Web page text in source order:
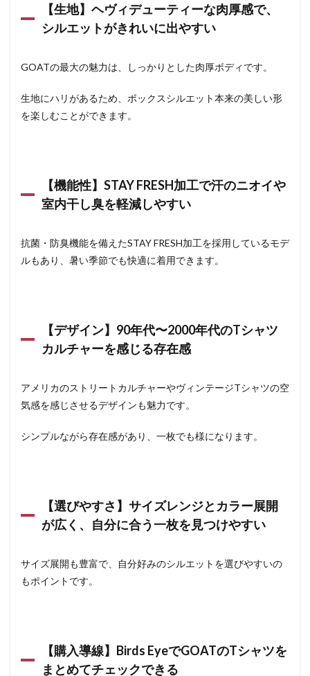
【生地】ヘヴィデューティーな肉厚感で、
シルエットがきれいに出やすい
GOATの最大の魅力は、しっかりとした肉厚ボディです。
生地にハリがあるため、ボックスシルエット本来の美しい形
を楽しむことができます。
【機能性】STAY FRESH加工で汗のニオイや
室内干し臭を軽減しやすい
抗菌・防臭機能を備えたSTAY FRESH加工を採用しているモデ
ルもあり、暑い季節でも快適に着用できます。
【デザイン】90年代〜2000年代のTシャツ
カルチャーを感じる存在感
アメリカのストリートカルチャーやヴィンテージTシャツの空
気感を感じさせるデザインも魅力です。
シンプルながら存在感があり、一枚でも様になります。
【選びやすさ】サイズレンジとカラー展開
が広く、自分に合う一枚を見つけやすい
サイズ展開も豊富で、自分好みのシルエットを選びやすいの
もポイントです。
【購入導線】Birds EyeでGOATのTシャツを
まとめてチェックできる